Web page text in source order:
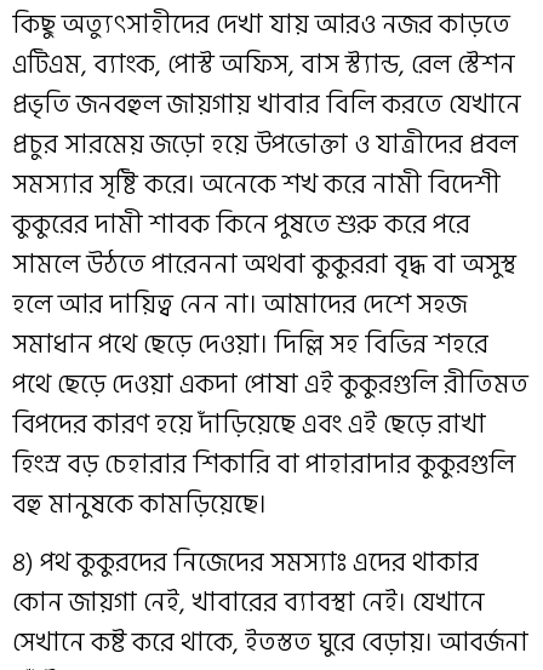
কিছু অত্যুৎসাহীদের দেখা যায় আরও নজর কাড়তে
এটিএম, ব্যাংক, পোস্ট অফিস, বাস স্ট্যান্ড, রেল স্টেশন
প্রভৃতি জনবহুল জায়গায় খাবার বিলি করতে যেখানে
প্রচুর সারমেয় জড়ো হয়ে উপভোক্তা ও যাত্রীদের প্রবল
সমস্যার সৃষ্টি করে। অনেকে শখ করে নামী বিদেশী
কুকুরের দামী শাবক কিনে পুষতে শুরু করে পরে
সামলে উঠতে পারেননা অথবা কুকুররা বৃদ্ধ বা অসুস্থ
হলে আর দায়িত্ব নেন না। আমাদের দেশে সহজ
সমাধান পথে ছেড়ে দেওয়া। দিল্লি সহ বিভিন্ন শহরে
পথে ছেড়ে দেওয়া একদা পোষা এই কুকুরগুলি রীতিমত
বিপদের কারণ হয়ে দাঁড়িয়েছে এবং এই ছেড়ে রাখা
হিংস্র বড় চেহারার শিকারি বা পাহারাদার কুকুরগুলি
বহু মানুষকে কামড়িয়েছে।
৪) পথ কুকুরদের নিজেদের সমস্যাঃ এদের থাকার
কোন জায়গা নেই, খাবারের ব্যাবস্থা নেই। যেখানে
সেখানে কষ্ট করে থাকে, ইতস্তত ঘুরে বেড়ায়। আবর্জনা